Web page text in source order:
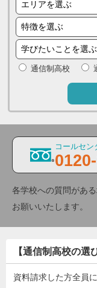
通信制高校
コールセン
各学校への質問があ
お願いいたします。
【通信制高校の選
資料請求した方全員